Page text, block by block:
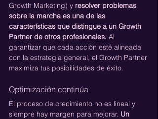
Growth Marketing) y resolver problemas
sobre la marcha es una de las
características que distingue a un Growth
Partner de otros profesionales. Al
garantizar que cada acción esté alineada
con la estrategia general, el Growth Partner
maximiza tus posibilidades de éxito.
Optimización continúa
El proceso de crecimiento no es lineal y
siempre hay margen para mejorar. Un